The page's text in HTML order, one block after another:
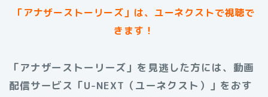
「アナザーストーリーズ」は、ユーネクストで視聴で
きます！
「アナザーストーリーズ」を見逃した方には、動画
配信サービス「U-NEXT（ユーネクスト）」をおす